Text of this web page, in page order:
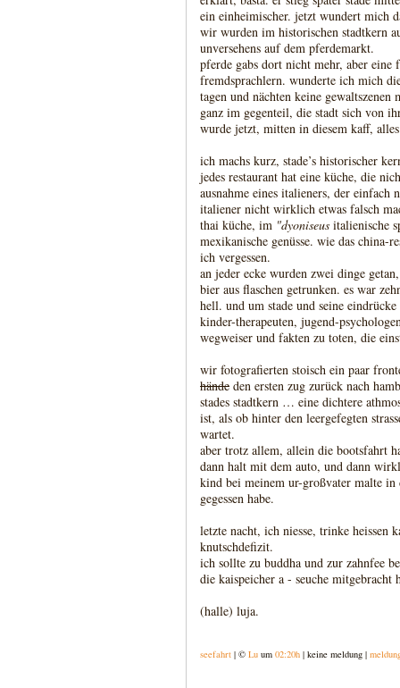
ein einheimischer. jetzt wundert mich
wir wurden im historischen stadtkern
unversehens auf dem pferdemarkt.
pferde gabs dort nicht mehr, aber eine
fremdsprachlern. wunderte ich mich
tagen und nächten keine
ganz im gegenteil, die stadt sich von
wurde jetzt, mitten in diesem kaff,
ich machs kurz, stade’s historischer
jedes restaurant hat eine küche, die
ausnahme eines italieners, der einfach
italiener nicht wirklich etwas falsch
thai küche, im "dyoniseus italienische
mexikanische genüsse. wie das china-
ich vergessen.
an jeder ecke wurden zwei dinge
bier aus flaschen getrunken. es war
hell. und um stade und seine
kinder-therapeuten, jugend-
wegweiser und fakten zu toten, die
wir fotografierten stoisch ein paar
hände den ersten zug zurück nach
stades stadtkern … eine dichtere
ist, als ob hinter den leergefegten
wartet.
aber trotz allem, allein die bootsfahrt
dann halt mit dem auto, und dann
kind bei meinem ur-großvater malte in
gegessen habe.
letzte nacht, ich niesse, trinke heissen
knutschdefizit.
ich sollte zu buddha und zur zahnfee
die kaispeicher a - seuche mitgebracht
(halle) luja.
seefahrt | © Lu um 02:20h | keine meldung |